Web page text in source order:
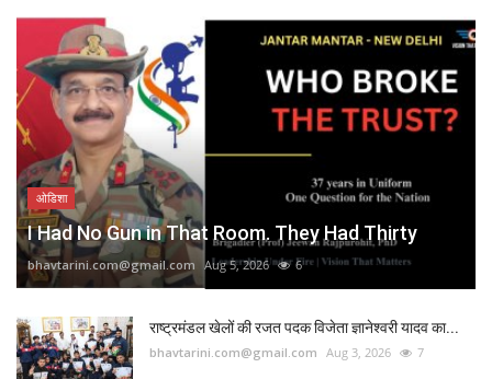
ओडिशा
I Had No Gun in That Room. They Had Thirty
bhavtarini.com@gmail.com Aug 5, 2026 6
राष्ट्रमंडल खेलों की रजत पदक विजेता ज्ञानेश्वरी यादव का...
bhavtarini.com@gmail.com Aug 3, 2026 7